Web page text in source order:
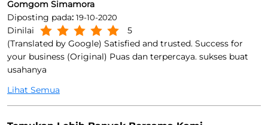
Gomgom Simamora
Diposting pada: 19-10-2020
Dinilai
5
(Translated by Google) Satisfied and trusted. Success for
your business (Original) Puas dan terpercaya. sukses buat
usahanya
Lihat Semua